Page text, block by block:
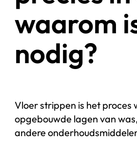
waarom
nodig?
Vloer strippen is het proces
opgebouwde lagen van
andere